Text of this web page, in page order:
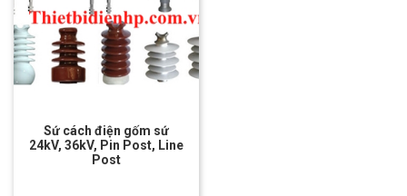
Sứ cách điện gốm sứ
24kV, 36kV, Pin Post, Line
Post